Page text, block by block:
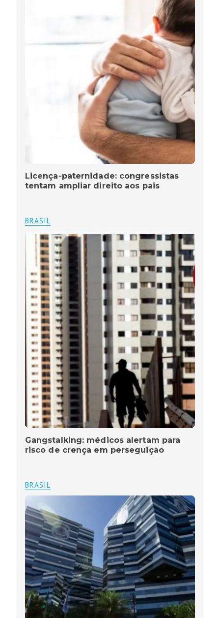
Licença-paternidade: congressistas
tentam ampliar direito aos pais
BRASIL
Gangstalking: médicos alertam para
risco de crença em perseguição
BRASIL